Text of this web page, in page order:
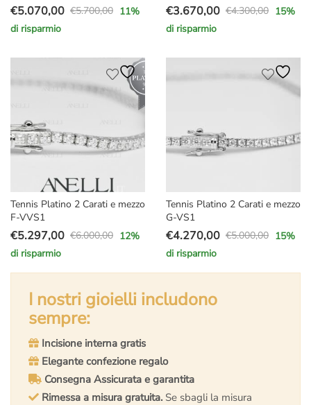
€5.700,00
Il
prezzo
€5.700,00.
€5.070,00
Il
prezzo
€5.070,00.
11%
di risparmio
€4.300,00
Il
prezzo
€3.670,00
Il
prezzo
15%
di risparmio
Tennis Platino 2 Carati e mezzo
F-VVS1
€6.000,00
Il
prezzo
originale
€6.000,00.
€5.297,00
Il
prezzo
attuale
€5.297,00.
12%
di risparmio
Tennis Platino 2 Carati e mezzo
G-VS1
€5.000,00
Il
prezzo
originale
era:
€4.270,00
Il
prezzo
attuale
è:
15%
di risparmio
I nostri gioielli includono
sempre:
Incisione interna gratis
Elegante confezione regalo
Consegna Assicurata e garantita
Rimessa a misura gratuita. Se sbagli la misura